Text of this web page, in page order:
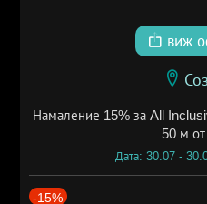
виж
Намаление 15% за All
50 м
Дата: 30.07 -
-15%